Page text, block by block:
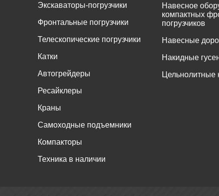
Экскаваторы-погрузчики
Фронтальные погрузчики
Телескопические погрузчики
Катки
Автогрейдеры
Ресайклеры
Краны
Самоходные подъемники
Компакторы
Техника в наличии
Навесное
компактных
погрузчиков
Навесные
Накидные
Цельнолитные